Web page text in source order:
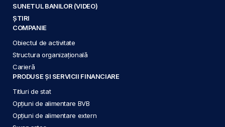
SUNETUL BANILOR (VIDEO)
ȘTIRI
COMPANIE
Obiectul de activitate
Structura organizațională
Carieră
PRODUSE ȘI SERVICII FINANCIARE
Titluri de stat
Opțiuni de alimentare BVB
Opțiuni de alimentare extern